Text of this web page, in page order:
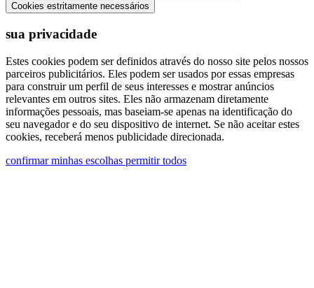
dos dados pessoais e concordo com o tratamento
dos meus dados pessoais.
Autorizo o processamento dos meus dados
pessoais para receber comunicações comerciais ou
de marketing da Ghidini Lighting Srl
Você pode cancelar a assinatura de tais
comunicações a qualquer momento. Para obter
Cookies estritamente necessários
sua privacidade
Estes cookies podem ser definidos através do nosso site pelos nossos
parceiros publicitários. Eles podem ser usados ​​por essas empresas
para construir um perfil de seus interesses e mostrar anúncios
relevantes em outros sites. Eles não armazenam diretamente
informações pessoais, mas baseiam-se apenas na identificação do
seu navegador e do seu dispositivo de internet. Se não aceitar estes
cookies, receberá menos publicidade direcionada.
confirmar minhas escolhas permitir todos